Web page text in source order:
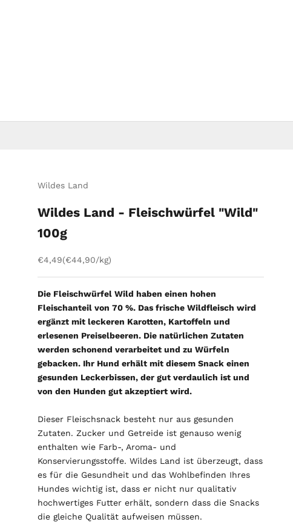
Wildes Land
Wildes Land - Fleischwürfel "Wild"
100g
Angebot
€4,49(€44,90/kg)
Die Fleischwürfel Wild haben einen hohen
Fleischanteil von 70 %. Das frische Wildfleisch wird
ergänzt mit leckeren Karotten, Kartoffeln und
erlesenen Preiselbeeren. Die natürlichen Zutaten
werden schonend verarbeitet und zu Würfeln
gebacken. Ihr Hund erhält mit diesem Snack einen
gesunden Leckerbissen, der gut verdaulich ist und
von den Hunden gut akzeptiert wird.
Dieser Fleischsnack besteht nur aus gesunden
Zutaten. Zucker und Getreide ist genauso wenig
enthalten wie Farb-, Aroma- und
Konservierungsstoffe. Wildes Land ist überzeugt, dass
es für die Gesundheit und das Wohlbefinden Ihres
Hundes wichtig ist, dass er nicht nur qualitativ
hochwertiges Futter erhält, sondern dass die Snacks
die gleiche Qualität aufweisen müssen.